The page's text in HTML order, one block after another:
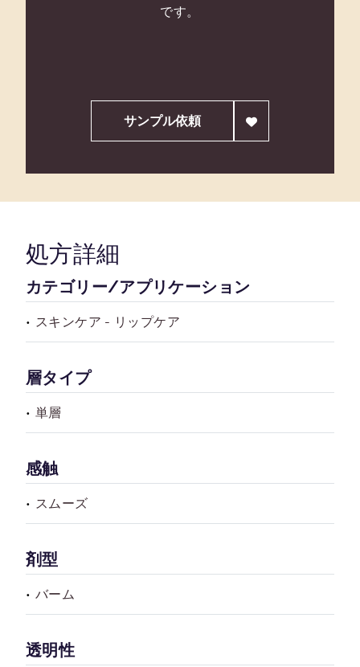
です。
サンプル依頼
処方詳細
カテゴリー/アプリケーション
スキンケア - リップケア
層タイプ
単層
感触
スムーズ
剤型
バーム
透明性